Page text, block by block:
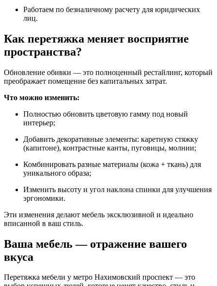
Работаем по безналичному расчету для юридических
лиц.
Как перетяжка меняет восприятие
пространства?
Обновление обивки — это полноценный рестайлинг, который
преображает помещение без капитальных затрат.
Что можно изменить:
Полностью обновить цветовую гамму под новый
интерьер;
Добавить декоративные элементы: каретную стяжку
(капитоне), контрастные канты, пуговицы, молнии;
Комбинировать разные материалы (кожа + ткань) для
уникального образа;
Изменить высоту и угол наклона спинки для улучшения
эргономики.
Эти изменения делают мебель эксклюзивной и идеально
вписанной в ваш стиль.
Ваша мебель — отражение вашего
вкуса
Перетяжка мебели у метро Нахимовский проспект — это